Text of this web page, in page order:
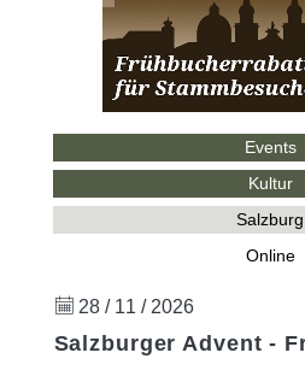
Events
Kultur
Salzburg
Online
28 / 11 / 2026
Salzburger Advent -